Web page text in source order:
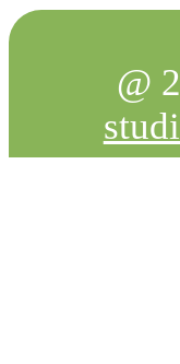
@